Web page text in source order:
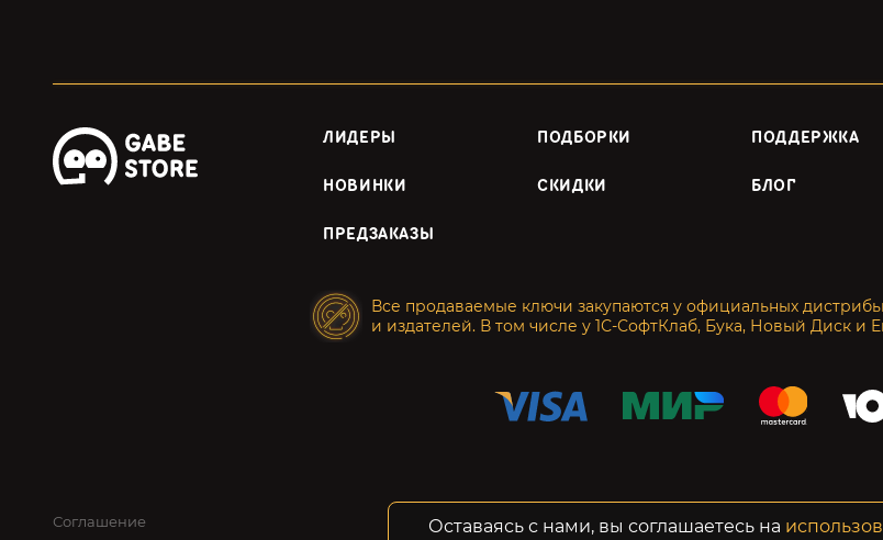
ЛИДЕРЫ ПОДБОРКИ ПОДДЕРЖКА
НОВИНКИ СКИДКИ БЛОГ
ПРЕДЗАКАЗЫ
Все продаваемые ключи закупаются у официальных
и издателей. В том числе у 1С-СофтКлаб, Бука, Новый Диск и
Соглашение Конфиденциальность
Оставаясь с нами, вы соглашаетесь на